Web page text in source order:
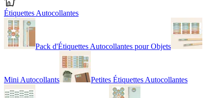
Étiquettes Autocollantes
Pack d'Étiquettes Autocollantes pour Objets
Mini Autocollants Petites Étiquettes Autocollantes